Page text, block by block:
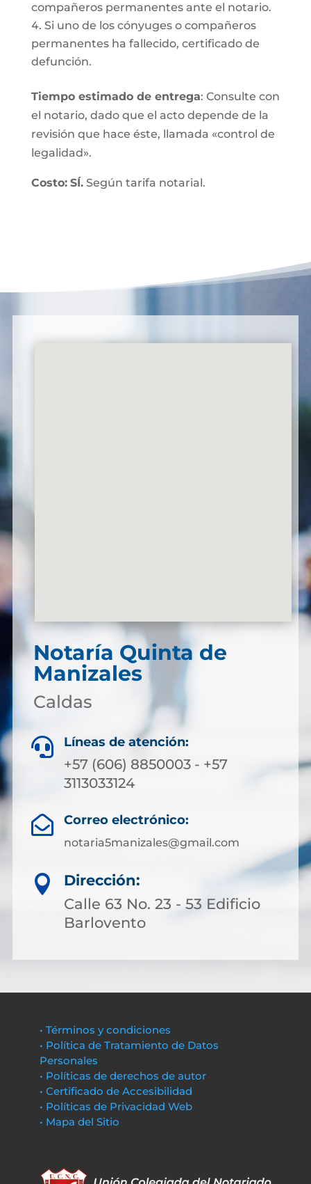
compañeros permanentes ante el notario.
Si uno de los cónyuges o compañeros
permanentes ha fallecido, certificado de
defunción.
Tiempo estimado de entrega: Consulte con
el notario, dado que el acto depende de la
revisión que hace éste, llamada «control de
legalidad».
Costo: SÍ.Según tarifa notarial.
Notaría Quinta de
Manizales
Caldas
 Líneas de atención:
+57 (606) 8850003 - +57
3113033124
 Correo electrónico:
notaria5manizales@gmail.com

Dirección:
Calle 63 No. 23 - 53 Edificio
Barlovento
• Términos y condiciones
• Política de Tratamiento de Datos
Personales
• Políticas de derechos de autor
• Certificado de Accesibilidad
• Políticas de Privacidad Web
• Mapa del Sitio